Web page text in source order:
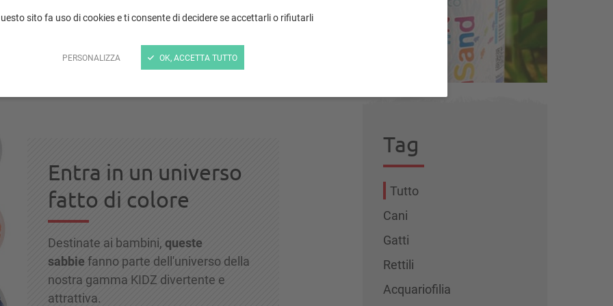
sito fa uso di cookies e ti consente di decidere se accettarli o rifiutarli
PERSONALIZZA OK, ACCETTA TUTTO
Entra in un universo
fatto di colore
Destinate ai bambini, queste
sabbie fanno parte dell'universo della
nostra gamma KIDZ divertente e
attrattiva.
Tag
Tutto
Cani
Gatti
Rettili
Acquariofilia